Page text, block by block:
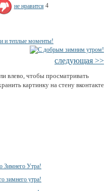
не нравится 4
следующая >>
влево, чтобы просматривать
картинку на стену вконтакте